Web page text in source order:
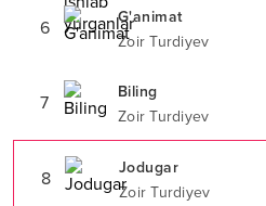
6
G'animat
Zoir Turdiyev
7
Biling
Zoir Turdiyev
8
Jodugar
Zoir Turdiyev